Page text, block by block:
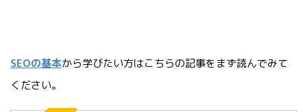
SEOの基本から学びたい方はこちらの記事をまず読んでみて
ください。